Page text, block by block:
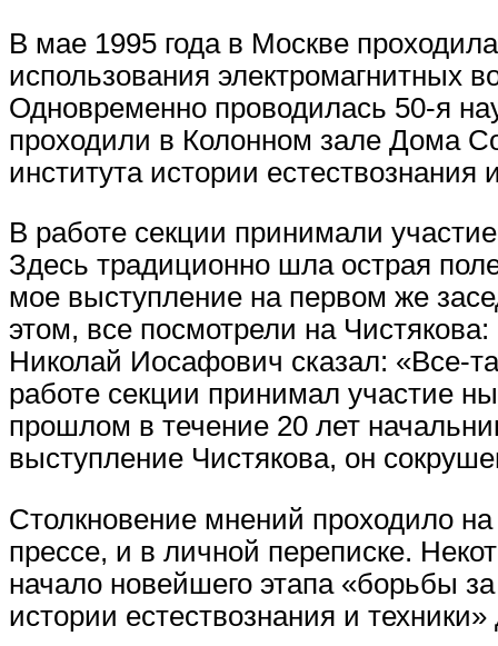
В мае 1995 года в Москве
использования электромагнитных
Одновременно проводилась 50-я
проходили в Колонном зале Дома
института истории естествознания
В работе секции принимали
Здесь традиционно шла острая
мое выступление на первом же
этом, все посмотрели на
Николай Иосафович сказал: «Все-
работе секции принимал участие
прошлом в течение 20 лет
выступление Чистякова, он
Столкновение мнений проходило
прессе, и в личной переписке.
начало новейшего этапа «борьбы
истории естествознания и